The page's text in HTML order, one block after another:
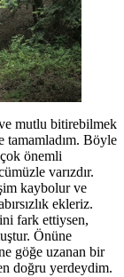
mutlu bitirebilmek
tamamladım. Böyle
önemli
varızdır.
kaybolur ve
ekleriz.
fark ettiysen,
Önüne
göğe uzanan bir
doğru yerdeydim.